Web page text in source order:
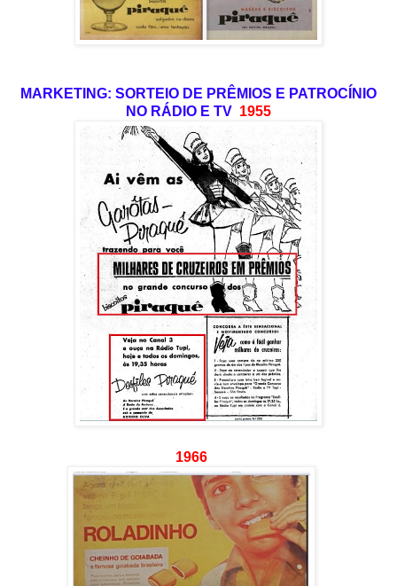
MARKETING: SORTEIO DE PRÊMIOS E PATROCÍNIO
NO RÁDIO E TV 1955
1966